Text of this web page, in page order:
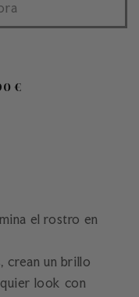
€
el rostro en
crean un brillo
look con